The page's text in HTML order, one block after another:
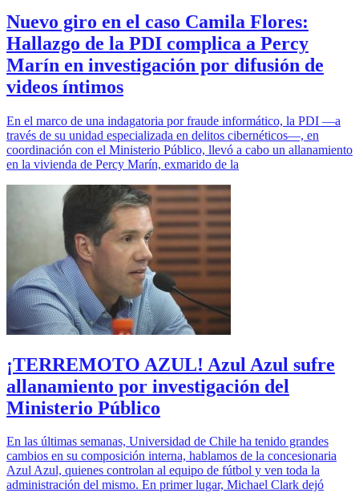
Nuevo giro en el caso Camila Flores:
Hallazgo de la PDI complica a Percy
Marín en investigación por difusión de
videos íntimos
En el marco de una indagatoria por fraude informático, la PDI —a
través de su unidad especializada en delitos cibernéticos—, en
coordinación con el Ministerio Público, llevó a cabo un allanamiento
en la vivienda de Percy Marín, exmarido de la
¡TERREMOTO AZUL! Azul Azul sufre
allanamiento por investigación del
Ministerio Público
En las últimas semanas, Universidad de Chile ha tenido grandes
cambios en su composición interna, hablamos de la concesionaria
Azul Azul, quienes controlan al equipo de fútbol y ven toda la
administración del mismo. En primer lugar, Michael Clark dejó